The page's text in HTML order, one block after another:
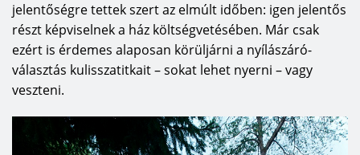
jelentőségre tettek szert az elmúlt időben: igen jelentős
részt képviselnek a ház költségvetésében. Már csak
ezért is érdemes alaposan körüljárni a nyílászáró-
választás kulisszatitkait – sokat lehet nyerni – vagy
veszteni.